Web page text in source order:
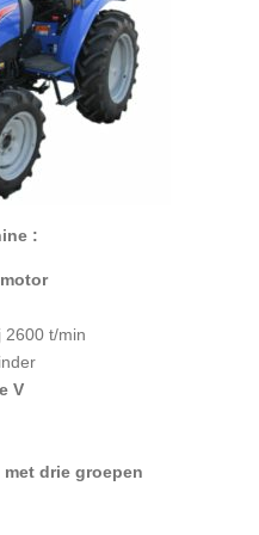
:
2600 t/min
V
drie groepen